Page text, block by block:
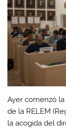
Ayer comenzó
de la RELEM
la acogida del